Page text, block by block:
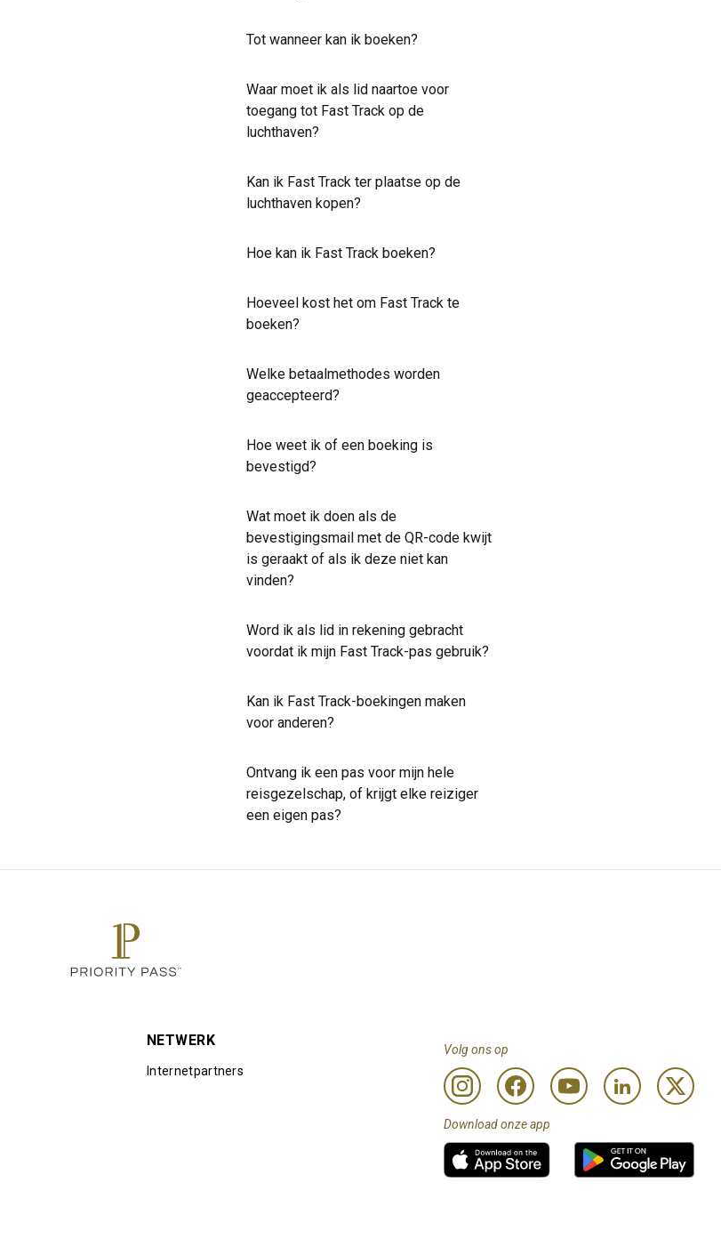
Tot wanneer kan ik boeken?
Waar moet ik als lid naartoe voor
toegang tot Fast Track op de
luchthaven?
Kan ik Fast Track ter plaatse op de
luchthaven kopen?
Hoe kan ik Fast Track boeken?
Hoeveel kost het om Fast Track te
boeken?
Welke betaalmethodes worden
geaccepteerd?
Hoe weet ik of een boeking is
bevestigd?
Wat moet ik doen als de
bevestigingsmail met de QR-code kwijt
is geraakt of als ik deze niet kan
vinden?
Word ik als lid in rekening gebracht
voordat ik mijn Fast Track-pas gebruik?
Kan ik Fast Track-boekingen maken
voor anderen?
Ontvang ik een pas voor mijn hele
reisgezelschap, of krijgt elke reiziger
een eigen pas?
NETWERK
Internetpartners
Volg ons op
Download onze app